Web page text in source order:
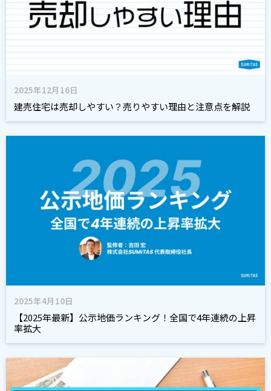
2025年12月16日
建売住宅は売却しやすい？売りやすい理由と注意点を解説
2025年4月10日
【2025年最新】公示地価ランキング！全国で4年連続の上昇
率拡大